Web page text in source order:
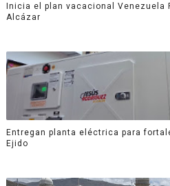
Inicia el plan vacacional Venezuela
Alcázar
Entregan planta eléctrica para
Ejido